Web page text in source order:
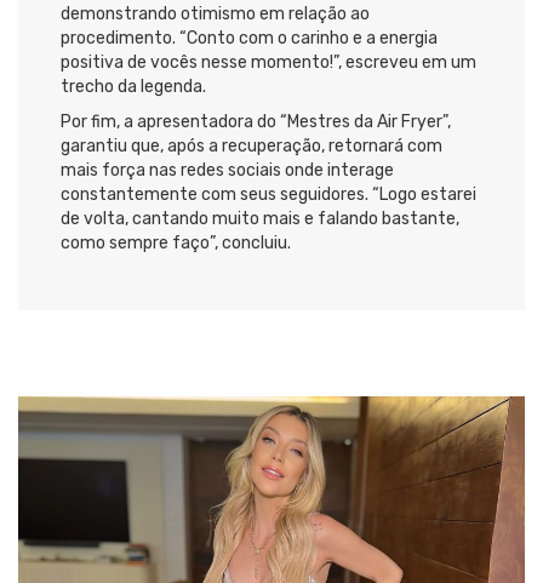
demonstrando otimismo em relação ao
procedimento. “Conto com o carinho e a energia
positiva de vocês nesse momento!”, escreveu em um
trecho da legenda.
Por fim, a apresentadora do “Mestres da Air Fryer”,
garantiu que, após a recuperação, retornará com
mais força nas redes sociais onde interage
constantemente com seus seguidores. “Logo estarei
de volta, cantando muito mais e falando bastante,
como sempre faço”, concluiu.